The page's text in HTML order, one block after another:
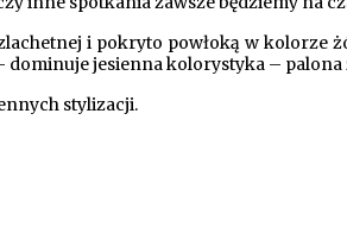
i pokryto powłoką w
jesienna kolorystyka –
stylizacji.